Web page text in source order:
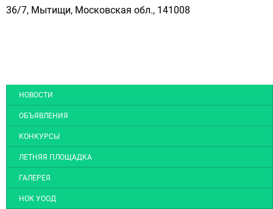
36/7, Мытищи, Московская обл., 141008
НОВОСТИ
ОБЪЯВЛЕНИЯ
КОНКУРСЫ
ЛЕТНЯЯ ПЛОЩАДКА
ГАЛЕРЕЯ
НОК УООД